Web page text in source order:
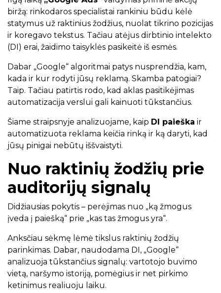
biržą: rinkodaros specialistai rankiniu būdu kėlė
statymus už raktinius žodžius, nuolat tikrino pozicijas
ir koregavo tekstus. Tačiau atėjus dirbtinio intelekto
(DI) erai, žaidimo taisyklės pasikeitė iš esmės.
Dabar „Google“ algoritmai patys nusprendžia, kam,
kada ir kur rodyti jūsų reklamą. Skamba patogiai?
Taip. Tačiau patirtis rodo, kad aklas pasitikėjimas
automatizacija verslui gali kainuoti tūkstančius.
Šiame straipsnyje analizuojame, kaip DI paieška ir
automatizuota reklama keičia rinką ir ką daryti, kad
jūsų pinigai nebūtų iššvaistyti.
Nuo raktinių žodžių prie
auditorijų signalų
Didžiausias pokytis – perėjimas nuo „ką žmogus
įveda į paiešką“ prie „kas tas žmogus yra“.
Anksčiau sėkmę lėmė tikslus raktinių žodžių
parinkimas. Dabar, naudodama DI, „Google“
analizuoja tūkstančius signalų: vartotojo buvimo
vietą, naršymo istoriją, pomėgius ir net pirkimo
ketinimus realiuoju laiku.